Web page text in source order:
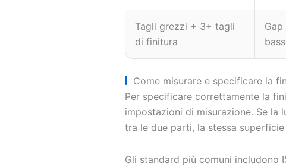
Tagli grezzi + 3+ tagli
di finitura
Come misurare e specificare la
Per specificare correttamente la
impostazioni di misurazione. Se la
tra le due parti, la stessa
Gli standard più comuni includono